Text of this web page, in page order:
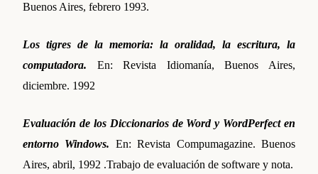
Buenos Aires, febrero 1993.
Los tigres de la memoria: la oralidad, la escritura, la
computadora. En:
Revista Idiomanía, Buenos Aires,
diciembre. 1992
Evaluación de los Diccionarios de Word y WordPerfect en
entorno Windows. En: Revista Compumagazine. Buenos
Aires, abril, 1992 .Trabajo de evaluación de software y nota.